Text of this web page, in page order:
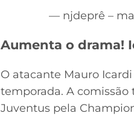
— njdeprê –
Aumenta o drama!
O atacante Mauro
temporada. A
Juventus pela